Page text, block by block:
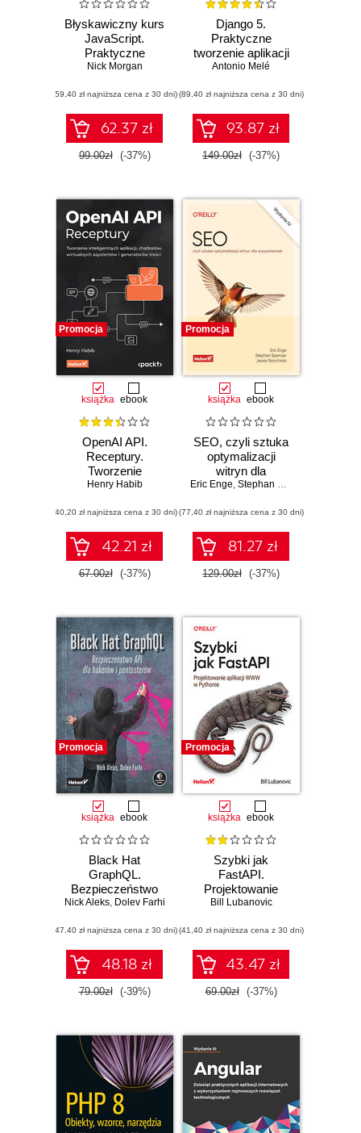
Błyskawiczny kurs
JavaScript.
Praktyczne
wprowadzenie do
Nick Morgan
(59,40 zł najniższa cena z 30 dni)
62.37 zł
99.00zł (-37%)
Django 5.
Praktyczne
tworzenie aplikacji
internetowych w
V
Antonio Melé
(89,40 zł najniższa cena z 30 dni)
93.87 zł
149.00zł (-37%)
Promocja
książka ebook
OpenAI API.
Receptury.
Tworzenie
inteligentnych
chatbotów,
wirtualnych
asystentów i
generatorów treści
Henry Habib
(40,20 zł najniższa cena z 30 dni)
42.21 zł
67.00zł (-37%)
Promocja
książka ebook
SEO, czyli sztuka
optymalizacji
witryn dla
wyszukiwarek.
Eric Enge, Stephan Spencer
(77,40 zł najniższa cena z 30 dni)
81.27 zł
129.00zł (-37%)
Promocja
książka ebook
Black Hat
GraphQL.
Bezpieczeństwo
API dla hakerów i
Nick Aleks, Dolev Farhi
(47,40 zł najniższa cena z 30 dni)
48.18 zł
79.00zł (-39%)
Promocja
książka ebook
Szybki jak
FastAPI.
Projektowanie
aplikacji WWW w
Bill Lubanovic
(41,40 zł najniższa cena z 30 dni)
43.47 zł
69.00zł (-37%)